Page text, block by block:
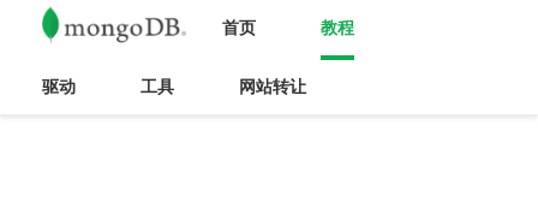
首页 教程
驱动 工具 网站转让